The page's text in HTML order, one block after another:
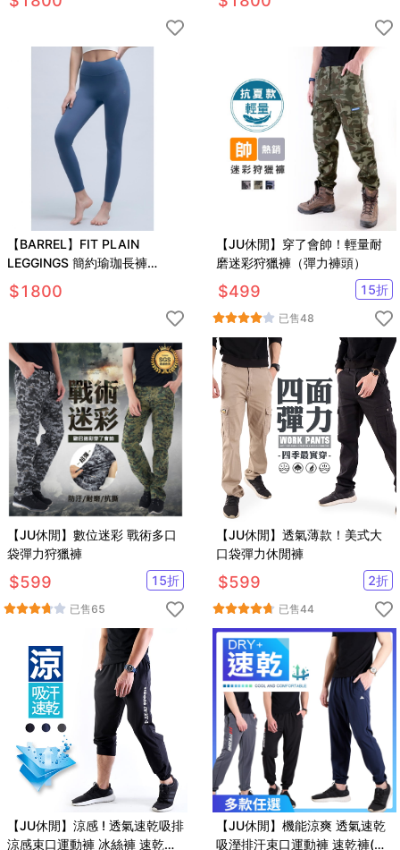
【BARREL】FIT PLAIN
LEGGINGS 簡約瑜珈長褲
#DUSTY BLUE
$1800
【JU休閒】穿了會帥！輕量耐
磨迷彩狩獵褲（彈力褲頭）
$499 15折
已售48
【JU休閒】數位迷彩 戰術多口
袋彈力狩獵褲
$599 15折
已售65
【JU休閒】透氣薄款！美式大
口袋彈力休閒褲
$599 2折
已售44
【JU休閒】涼感 ! 透氣速乾吸排
涼感束口運動褲 冰絲褲 速乾褲
【JU休閒】機能涼爽 透氣速乾
吸溼排汗束口運動褲 速乾褲(多